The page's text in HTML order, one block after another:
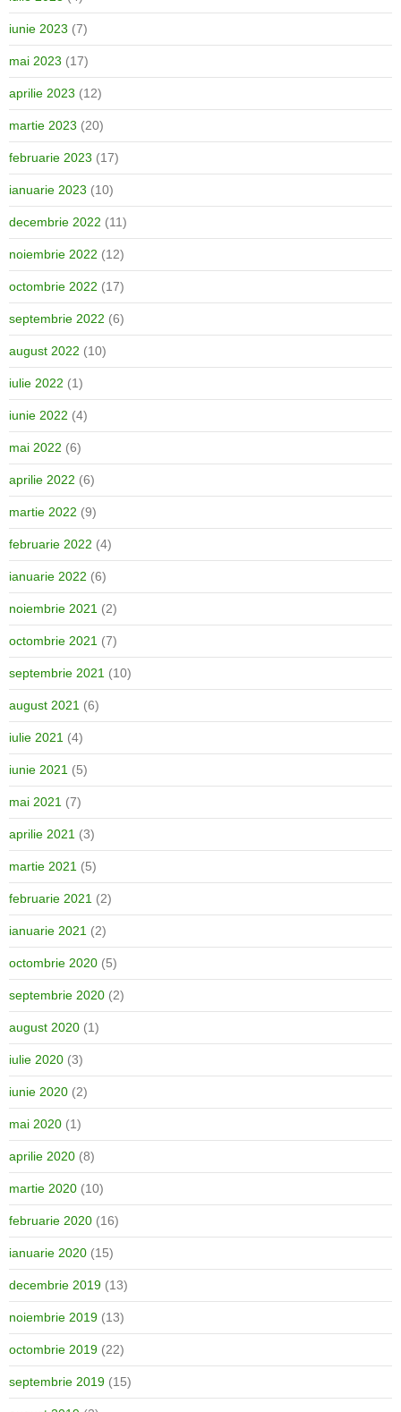
iunie 2023 (7)
mai 2023 (17)
aprilie 2023 (12)
martie 2023 (20)
februarie 2023 (17)
ianuarie 2023 (10)
decembrie 2022 (11)
noiembrie 2022 (12)
octombrie 2022 (17)
septembrie 2022 (6)
august 2022 (10)
iulie 2022 (1)
iunie 2022 (4)
mai 2022 (6)
aprilie 2022 (6)
martie 2022 (9)
februarie 2022 (4)
ianuarie 2022 (6)
noiembrie 2021 (2)
octombrie 2021 (7)
septembrie 2021 (10)
august 2021 (6)
iulie 2021 (4)
iunie 2021 (5)
mai 2021 (7)
aprilie 2021 (3)
martie 2021 (5)
februarie 2021 (2)
ianuarie 2021 (2)
octombrie 2020 (5)
septembrie 2020 (2)
august 2020 (1)
iulie 2020 (3)
iunie 2020 (2)
mai 2020 (1)
aprilie 2020 (8)
martie 2020 (10)
februarie 2020 (16)
ianuarie 2020 (15)
decembrie 2019 (13)
noiembrie 2019 (13)
octombrie 2019 (22)
septembrie 2019 (15)